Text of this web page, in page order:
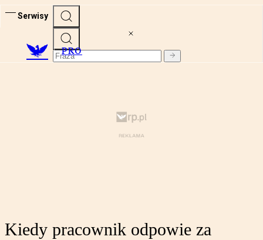
Serwisy
PRO
Kiedy pracownik odpowie za